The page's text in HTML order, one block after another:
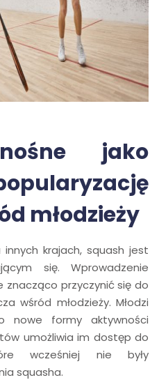
jako
młodzieży
krajach, squash jest
się. Wprowadzenie
znacząco przyczynić się do
wśród młodzieży. Młodzi
nowe formy aktywności
umożliwia im dostęp do
wcześniej nie były
squasha.